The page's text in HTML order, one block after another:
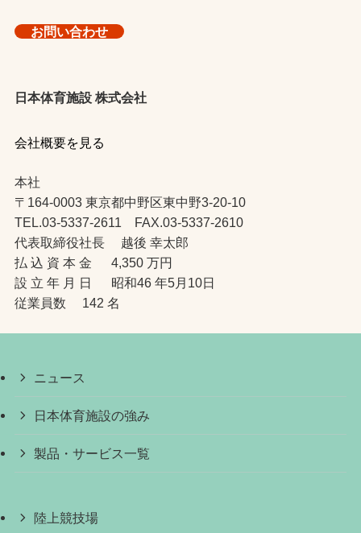
お問い合わせ
日本体育施設 株式会社
会社概要を見る
本社
〒164-0003 東京都中野区東中野3-20-10
TEL.03-5337-2611 FAX.03-5337-2610
代表取締役社長 越後 幸太郎
払 込 資 本 金 4,350 万円
設 立 年 月 日 昭和46 年5月10日
従業員数 142 名
ニュース
日本体育施設の強み
製品・サービス一覧
陸上競技場